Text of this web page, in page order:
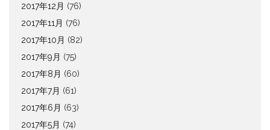
2017年12月 (76)
2017年11月 (76)
2017年10月 (82)
2017年9月 (75)
2017年8月 (60)
2017年7月 (61)
2017年6月 (63)
2017年5月 (74)